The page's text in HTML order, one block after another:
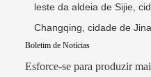
leste da aldeia de Sijie,
Changqing, cidade de
Boletim de Notícias
Esforce-se para produzir